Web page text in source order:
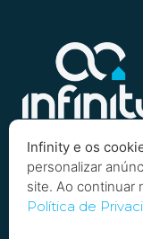
Quero saber
Infinity e os
personalizar
site. Ao continuar
Política de